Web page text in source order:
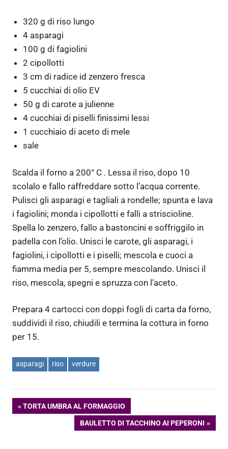
320 g di riso lungo
4 asparagi
100 g di fagiolini
2 cipollotti
3 cm di radice id zenzero fresca
5 cucchiai di olio EV
50 g di carote a julienne
4 cucchiai di piselli finissimi lessi
1 cucchiaio di aceto di mele
sale
Scalda il forno a 200° C . Lessa il riso, dopo 10
scolalo e fallo raffreddare sotto l’acqua corrente.
Pulisci gli asparagi e tagliali a rondelle; spunta e lava
i fagiolini; monda i cipollotti e falli a striscioline.
Spella lo zenzero, fallo a bastoncini e soffriggilo in
padella con l’olio. Unisci le carote, gli asparagi, i
fagiolini, i cipollotti e i piselli; mescola e cuoci a
fiamma media per 5, sempre mescolando. Unisci il
riso, mescola, spegni e spruzza con l’aceto.
Prepara 4 cartocci con doppi fogli di carta da forno,
suddividi il riso, chiudili e termina la cottura in forno
per 15.
asparagi riso verdure
Navigazione
ARTICOLO
TORTA UMBRA AL FORMAGGIO
ARTICOLO
BAULETTO DI TACCHINO AI PEPERONI